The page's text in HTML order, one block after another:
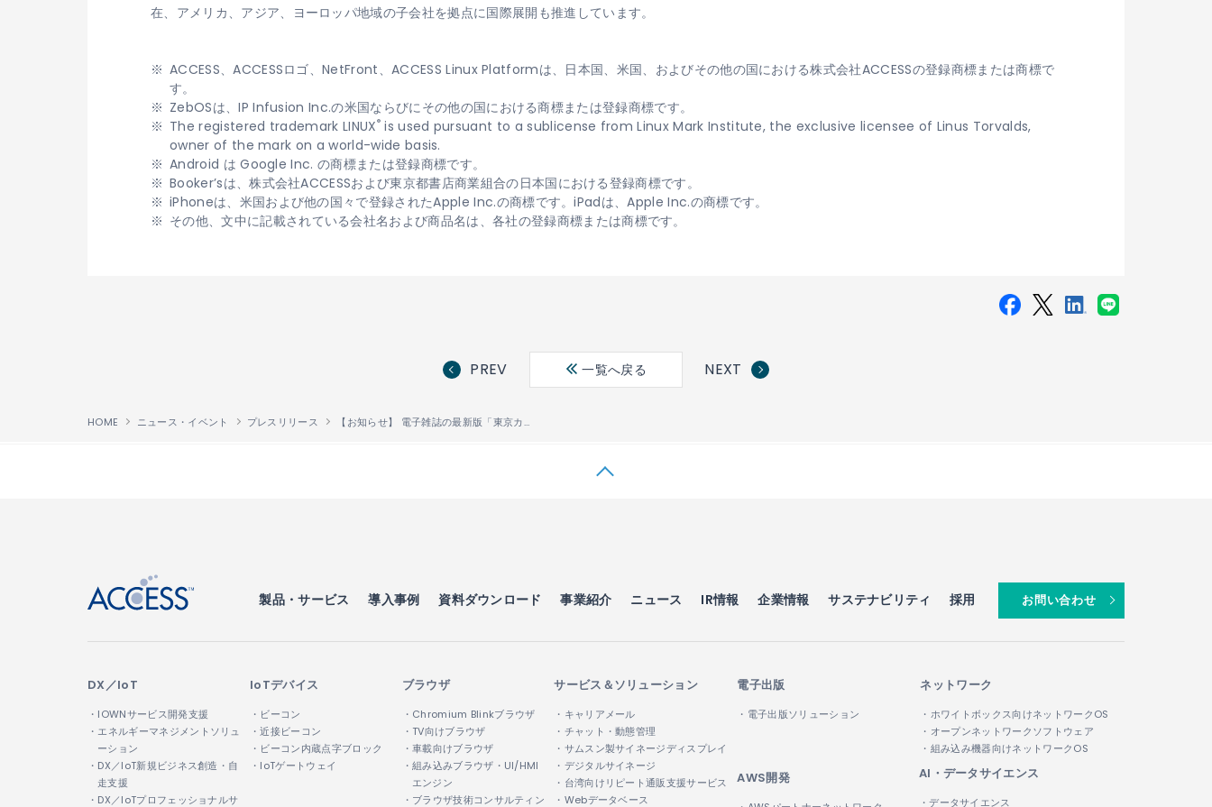
在、アメリカ、アジア、ヨーロッパ地域の子会社を拠点に国際展開も推進しています。
ACCESS、ACCESSロゴ、NetFront、ACCESS Linux Platformは、日本国、米国、およびその他の国における株式会社ACCESSの登録商標または商標で
す。
ZebOSは、IP Infusion Inc.の米国ならびにその他の国における商標または登録商標です。
The registered trademark LINUX®is used pursuant to a sublicense from Linux Mark Institute, the exclusive licensee of Linus Torvalds,
owner of the mark on a world-wide basis.
Android は Google Inc. の商標または登録商標です。
Booker’sは、株式会社ACCESSおよび東京都書店商業組合の日本国における登録商標です。
iPhoneは、米国および他の国々で登録されたApple Inc.の商標です。iPadは、Apple Inc.の商標です。
その他、文中に記載されている会社名および商品名は、各社の登録商標または商標です。
PREV 一覧へ戻る NEXT
HOME ニュース・イベント プレスリリース 【お知らせ】 電子雑誌の最新版「東京カレンダー
製品・サービス 導入事例 資料ダウンロード 事業紹介 ニュース IR情報 企業情報 サステナビリティ 採用 お問い合わせ
DX／IoT
・IOWNサービス開発支援
・エネルギーマネジメントソリュ
ーション
・DX／IoT新規ビジネス創造・自
走支援
・DX／IoTプロフェッショナルサ
IoTデバイス
・ビーコン
・近接ビーコン
・ビーコン内蔵点字ブロック
・IoTゲートウェイ
ブラウザ
・Chromium Blinkブラウザ
・TV向けブラウザ
・車載向けブラウザ
・組み込みブラウザ・UI/HMI
エンジン
・ブラウザ技術コンサルティン
サービス＆ソリューション
・キャリアメール
・チャット・動態管理
・サムスン製サイネージディスプレイ
・デジタルサイネージ
・台湾向けリピート通販支援サービス
・Webデータベース
電子出版
・電子出版ソリューション
ネットワーク
・ホワイトボックス向けネットワークOS
・オープンネットワークソフトウェア
・組み込み機器向けネットワークOS
AWS開発 AI・データサイエンス
・データサイエンス